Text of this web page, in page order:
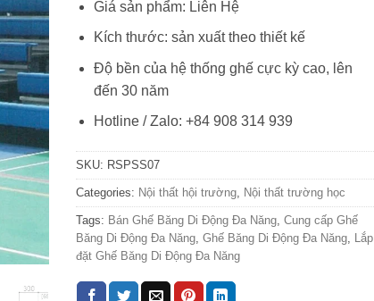
Giá sản phẩm: Liên Hệ
Kích thước: sản xuất theo thiết kế
Độ bền của hệ thống ghế cực kỳ cao, lên
đến 30 năm
Hotline / Zalo: +84 908 314 939
SKU: RSPSS07
Categories: Nội thất hội trường, Nội thất trường học
Tags: Bán Ghế Băng Di Động Đa Năng, Cung cấp Ghế
Băng Di Động Đa Năng, Ghế Băng Di Động Đa Năng, Lắp
đặt Ghế Băng Di Động Đa Năng